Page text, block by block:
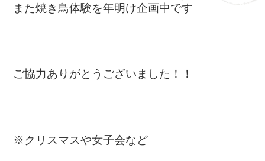
また焼き鳥体験を年明け企画中です
ご協力ありがとうございました！！
※クリスマスや女子会など